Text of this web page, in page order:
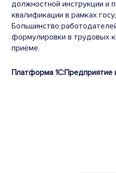
должностной инструкции и
квалификации в рамках
Большинство
формулировки в трудовых
приёме.
Платформа 1С:Предприятие